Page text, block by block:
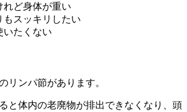
れど身体が重い
もスッキリしたい
いたくない
リンパ節があります。
と体内の老廃物が排出できなくなり、頭